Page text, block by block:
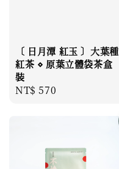
〔 日月潭 紅玉 〕大葉種
紅茶 ⋄ 原葉立體袋茶盒
裝
Regular
NT$ 570